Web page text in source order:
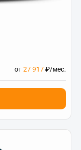
от27 917₽/мес.